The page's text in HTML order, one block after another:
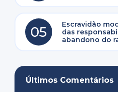
05
Escravidão
das
abandono do
Últimos Comentários